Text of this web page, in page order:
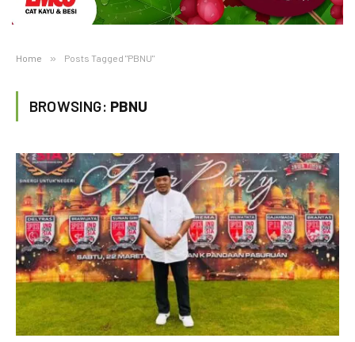
Home » Posts Tagged "PBNU"
BROWSING: PBNU